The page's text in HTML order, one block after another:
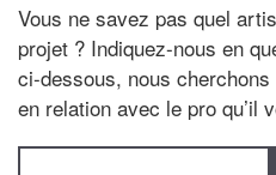
Vous ne savez pas quel
projet ? Indiquez-nous en
ci-dessous, nous
en relation avec le pro qu’il